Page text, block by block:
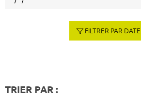
FILTRER PAR DATE
TRIER PAR :